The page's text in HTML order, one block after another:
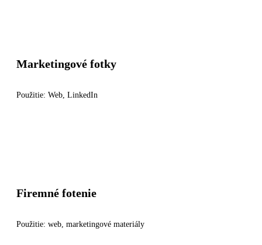
Marketingové fotky
Použitie: Web, LinkedIn
Firemné fotenie
Použitie: web, marketingové materiály